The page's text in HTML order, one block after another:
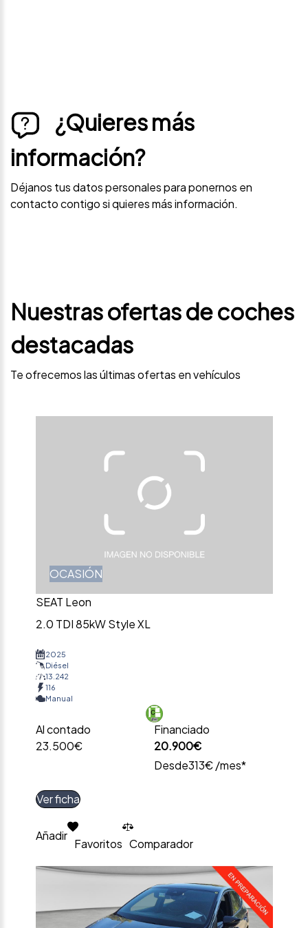
¿Quieres más
información?
Déjanos tus datos personales para ponernos en
contacto contigo si quieres más información.
Nuestras ofertas de coches
destacadas
Te ofrecemos las últimas ofertas en vehículos
OCASIÓN
SEAT Leon
2.0 TDI 85kW Style XL
2025
Diésel
13.242
116
Manual
Al contado
23.500€
Financiado
20.900€
Desde313€ /mes*
Ver ficha
Añadir
Favoritos Comparador